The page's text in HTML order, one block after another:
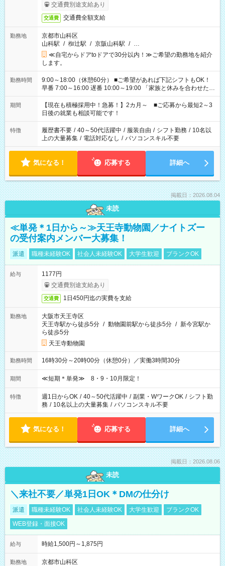
交通費別途支給あり
交通費 交通費全額支給
勤務地
京都市山科区
山科駅 / 椥辻駅 / 京阪山科駅 / …
≪自宅からドアtoドアで30分以内！≫ご希望の勤務地を紹介
します。
勤務時間
9:00～18:00（休憩60分） ■ご希望があれば下記シフトもOK！
早番 7:00～16:00 遅番 10:00～19:00 「家族と休みを合わせた
い」 「余裕を持って夕飯の準備がしたい」 「できれば残業はし
たくない」 など、ご希望を教えてくださいね。 ※Wワーク希望
の方へ 今ご覧のお仕事で希望する勤務時間と、もう1つのお仕事
の勤務時間。 合計で週40時間を超える場合は応募できません。
期間
【現在も積極採用中！急募！】2カ月～ ■ご応募から最短2～3
日後の就業も相談可能です！
特徴 履歴書不要 / 40～50代活躍中 / 服装自由 / シフト勤務 / 10名以
上の大量募集 / 電話対応なし / パソコンスキル不要
気になる！ 応募する 詳細へ
掲載日：2026.08.04
未読
≪単発＊1日から～≫天王寺動物園／ナイトズー
の受付案内メンバー大募集！
派遣 職種未経験OK 社会人未経験OK 大学生歓迎 ブランクOK
給与
1177円
交通費別途支給あり
交通費 1日450円迄の実費を支給
勤務地
大阪市天王寺区
天王寺駅から徒歩5分 / 動物園前駅から徒歩5分 / 新今宮駅か
ら徒歩5分
天王寺動物園
勤務時間 16時30分～20時00分（休憩0分）／実働3時間30分
期間 ≪短期＊単発≫ 8・9・10月限定！
特徴 週1日からOK / 40～50代活躍中 / 副業・WワークOK / シフト勤
務 / 10名以上の大量募集 / パソコンスキル不要
気になる！ 応募する 詳細へ
掲載日：2026.08.06
未読
＼来社不要／単発1日OK＊DMの仕分け
派遣 職種未経験OK 社会人未経験OK 大学生歓迎
ブランクOK
WEB登録・面接OK
給与 時給1,500円～1,875円
勤務地
京都市山科区